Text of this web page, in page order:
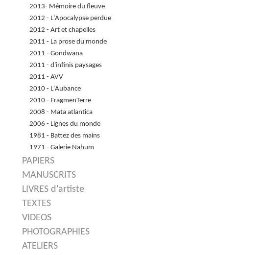
2013- Mémoire du fleuve
2012 - L'Apocalypse perdue
2012 - Art et chapelles
2011 - La prose du monde
2011 - Gondwana
2011 - d'infinis paysages
2011 - AVV
2010 - L'Aubance
2010 - FragmenTerre
2008 - Mata atlantica
2006 - Lignes du monde
1981 - Battez des mains
1971 - Galerie Nahum
PAPIERS
MANUSCRITS
LIVRES d'artiste
TEXTES
VIDEOS
PHOTOGRAPHIES
ATELIERS